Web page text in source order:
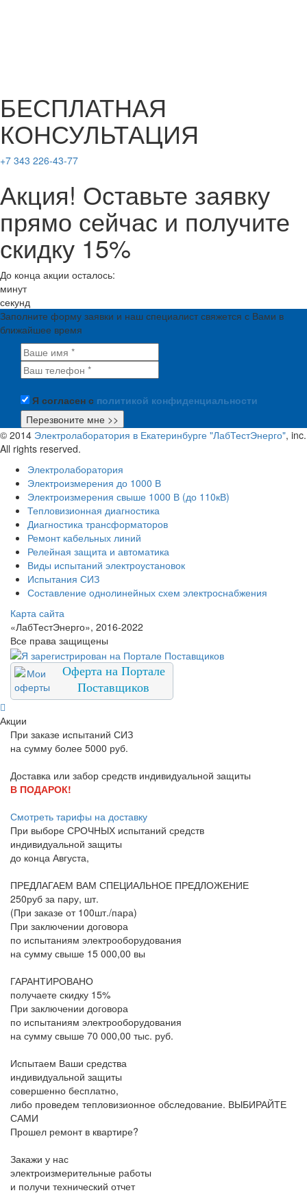
БЕСПЛАТНАЯ
КОНСУЛЬТАЦИЯ
+7 343 226-43-77
Акция! Оставьте заявку
прямо сейчас и получите
скидку 15%
До конца акции осталось:
минут
секунд
Заполните форму заявки и наш специалист свяжется с Вами в
ближайшее время
Я согласен с политикой конфиденциальности
© 2014 Электролаборатория в Екатеринбурге "ЛабТестЭнерго", inc.
All rights reserved.
Электролаборатория
Электроизмерения до 1000 В
Электроизмерения свыше 1000 В (до 110кВ)
Тепловизионная диагностика
Диагностика трансформаторов
Ремонт кабельных линий
Релейная защита и автоматика
Виды испытаний электроустановок
Испытания СИЗ
Составление однолинейных схем электроснабжения
Карта сайта
«ЛабТестЭнерго», 2016-2022
Все права защищены
Оферта на Портале
Поставщиков
Акции
При заказе испытаний СИЗ
на сумму более 5000 руб.
Доставка или забор средств индивидуальной защиты
В ПОДАРОК!
Смотреть тарифы на доставку
При выборе СРОЧНЫХ испытаний средств
индивидуальной защиты
до конца Августа,
ПРЕДЛАГАЕМ ВАМ СПЕЦИАЛЬНОЕ ПРЕДЛОЖЕНИЕ
250руб за пару, шт.
(При заказе от 100шт./пара)
При заключении договора
по испытаниям электрооборудования
на сумму свыше 15 000,00 вы
ГАРАНТИРОВАНО
получаете скидку 15%
При заключении договора
по испытаниям электрооборудования
на сумму свыше 70 000,00 тыс. руб.
Испытаем Ваши средства
индивидуальной защиты
совершенно бесплатно,
либо проведем тепловизионное обследование. ВЫБИРАЙТЕ
САМИ
Прошел ремонт в квартире?
Закажи у нас
электроизмерительные работы
и получи технический отчет